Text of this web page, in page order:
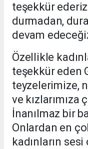
teşekkür
durmadan,
devam
Özellikle
teşekkür eden
teyzelerimize,
ve
İnanılmaz bir
Onlardan en
kadınların